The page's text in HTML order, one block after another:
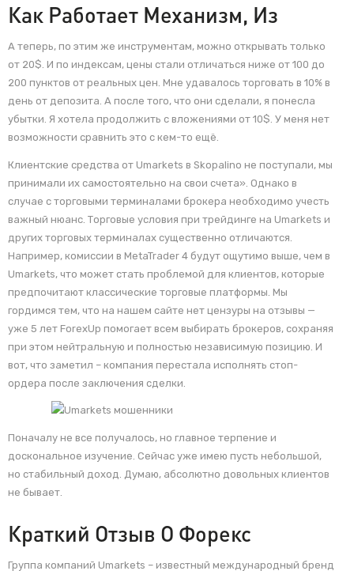
Как Работает Механизм, Из
А теперь, по этим же инструментам, можно открывать только
от 20$. И по индексам, цены стали отличаться ниже от 100 до
200 пунктов от реальных цен. Мне удавалось торговать в 10% в
день от депозита. А после того, что они сделали, я понесла
убытки. Я хотела продолжить с вложениями от 10$. У меня нет
возможности сравнить это с кем-то ещё.
Клиентские средства от Umarkets в Skopalino не поступали, мы
принимали их самостоятельно на свои счета». Однако в
случае с торговыми терминалами брокера необходимо учесть
важный нюанс. Торговые условия при трейдинге на Umarkets и
других торговых терминалах существенно отличаются.
Например, комиссии в MetaTrader 4 будут ощутимо выше, чем в
Umarkets, что может стать проблемой для клиентов, которые
предпочитают классические торговые платформы. Мы
гордимся тем, что на нашем сайте нет цензуры на отзывы —
уже 5 лет ForexUp помогает всем выбирать брокеров, сохраняя
при этом нейтральную и полностью независимую позицию. И
вот, что заметил – компания перестала исполнять стоп-
ордера после заключения сделки.
Поначалу не все получалось, но главное терпение и
доскональное изучение. Сейчас уже имею пусть небольшой,
но стабильный доход. Думаю, абсолютно довольных клиентов
не бывает.
Краткий Отзыв О Форекс
Группа компаний Umarkets – известный международный бренд